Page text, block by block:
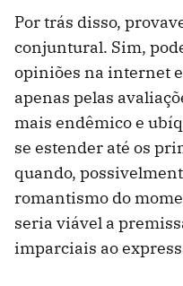
Por trás disso,
conjuntural. Sim,
opiniões na internet
apenas pelas
mais endêmico e
se estender até os
quando,
romantismo do
seria viável a
imparciais ao